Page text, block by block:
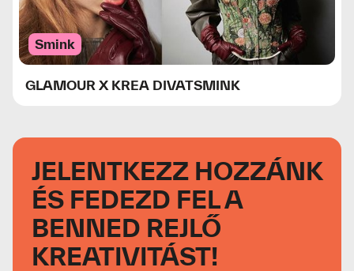
Smink
GLAMOUR X KREA DIVATSMINK
JELENTKEZZ HOZZÁNK
ÉS FEDEZD FEL A
BENNED REJLŐ
KREATIVITÁST!